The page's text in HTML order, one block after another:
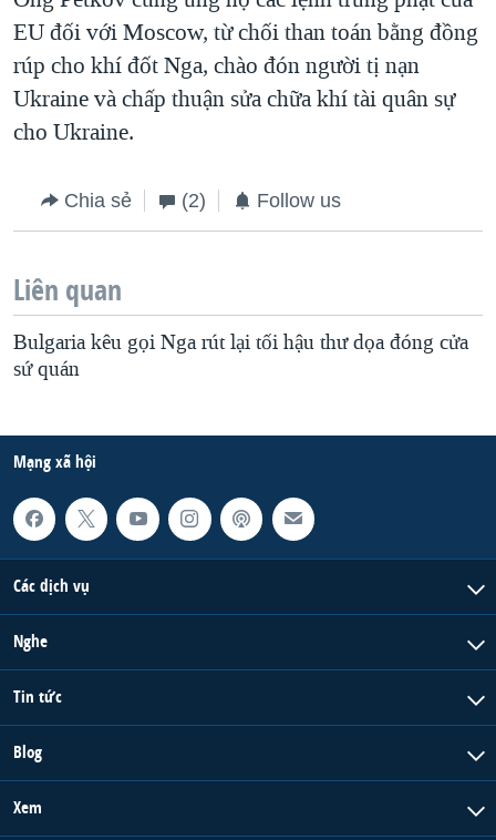
EU đối với Moscow, từ chối than toán bằng đồng
rúp cho khí đốt Nga, chào đón người tị nạn
Ukraine và chấp thuận sửa chữa khí tài quân sự
cho Ukraine.
Chia sẻ (2) Follow us
Liên quan
Bulgaria kêu gọi Nga rút lại tối hậu thư dọa đóng cửa
sứ quán
Mạng xã hội
Các dịch vụ
Nghe
Tin tức
Blog
Xem